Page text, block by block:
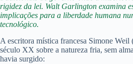
rigidez da lei. Walt Garlington examina
implicações para a liberdade humana
tecnológico.
A escritora mística francesa Simone
século XX sobre a natureza fria, sem
havia surgido: